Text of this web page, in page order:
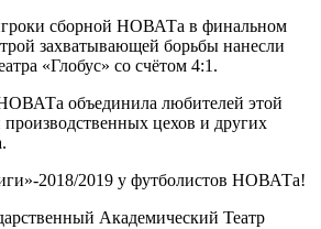
сборной НОВАТа в финальном
захватывающей борьбы нанесли
«Глобус» со счётом 4:1.
объединила любителей этой
цехов и других
2018/2019 у футболистов НОВАТа!
Академический Театр